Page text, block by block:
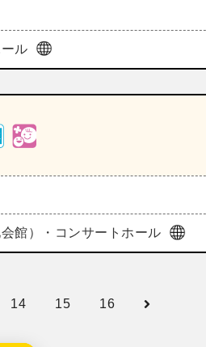
ル
館）・コンサートホール
14 15 16